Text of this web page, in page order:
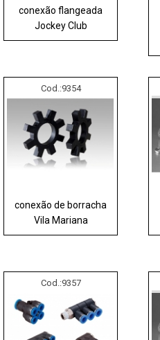
conexão flangeada
Jockey Club
Cod.:9354
conexão de borracha
Vila Mariana
Cod.:9357